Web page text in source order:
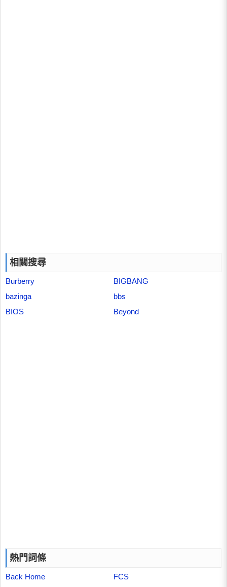
相關搜尋
Burberry
BIGBANG
bazinga
bbs
BIOS
Beyond
熱門詞條
Back Home
FCS